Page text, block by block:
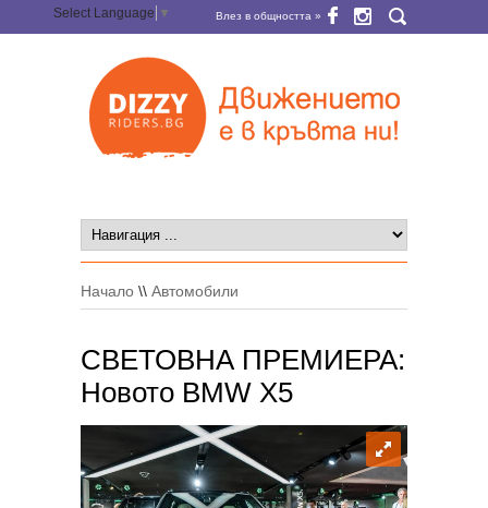
Select Language ▼ Влез в общността »
Начало \\ Автомобили
СВЕТОВНА ПРЕМИЕРА:
Новото BMW X5